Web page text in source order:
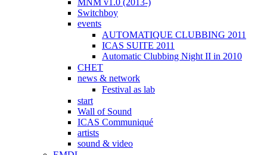
Switchboy
events
AUTOMATIQUE CLUBBING 2011
ICAS SUITE 2011
Automatic Clubbing Night II in 2010
CHET
news & network
Festival as lab
start
Wall of Sound
ICAS Communiqué
artists
sound & video